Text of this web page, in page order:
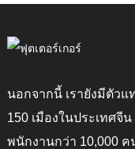
นอกจากนี้ เรายังมีตัว
150 เมืองในประเทศจี
พนักงานกว่า 10,000